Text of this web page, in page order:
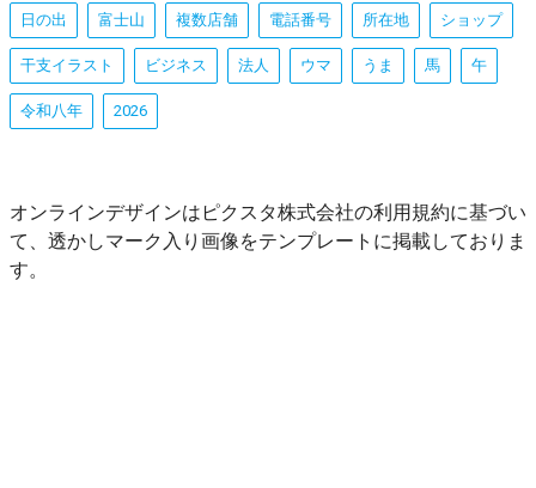
日の出 富士山 複数店舗 電話番号 所在地 ショップ
干支イラスト ビジネス 法人 ウマ うま 馬 午
令和八年 2026
オンラインデザインはピクスタ株式会社の利用規約に基づい
て、透かしマーク入り画像をテンプレートに掲載しておりま
す。